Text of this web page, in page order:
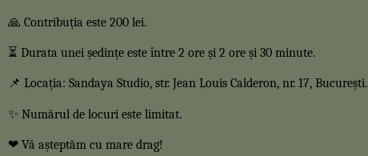
🙏 Contribuția este 200 lei.
⏳ Durata unei ședințe este între 2 ore și 2 ore și 30 minute.
📌 Locația: Sandaya Studio, str. Jean Louis Calderon, nr. 17, București.
✨ Numărul de locuri este limitat.
❤ Vă așteptăm cu mare drag!